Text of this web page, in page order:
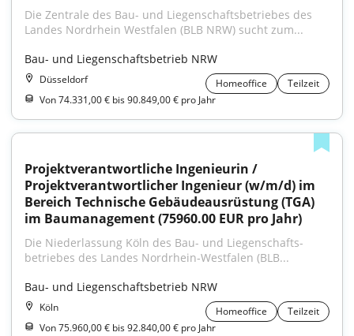
Die Zentrale des Bau- und Liegenschaftsbetriebes des
Landes Nordrhein Westfalen (BLB NRW) sucht zum...
Bau- und Liegenschaftsbetrieb NRW
Düsseldorf Homeoffice
Teilzeit
Von 74.331,00 € bis 90.849,00 € pro Jahr
Projektverantwortliche Ingenieurin /
Projektverantwortlicher Ingenieur (w/m/d) im
Bereich Technische Gebäudeausrüstung (TGA)
im Baumanagement (75960.00 EUR pro Jahr)
Die Niederlassung Köln des Bau- und Liegenschafts­
betriebes des Landes Nordrhein‑Westfalen (BLB...
Bau- und Liegenschaftsbetrieb NRW
Köln Homeoffice
Teilzeit
Von 75.960,00 € bis 92.840,00 € pro Jahr